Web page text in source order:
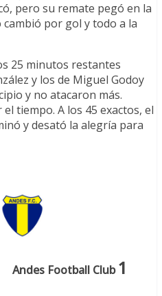
pero su remate pegó en la
por gol y todo a la
25 minutos restantes
y los de Miguel Godoy
y no atacaron más.
tiempo. A los 45 exactos, el
y desató la alegría para
Andes Football Club1